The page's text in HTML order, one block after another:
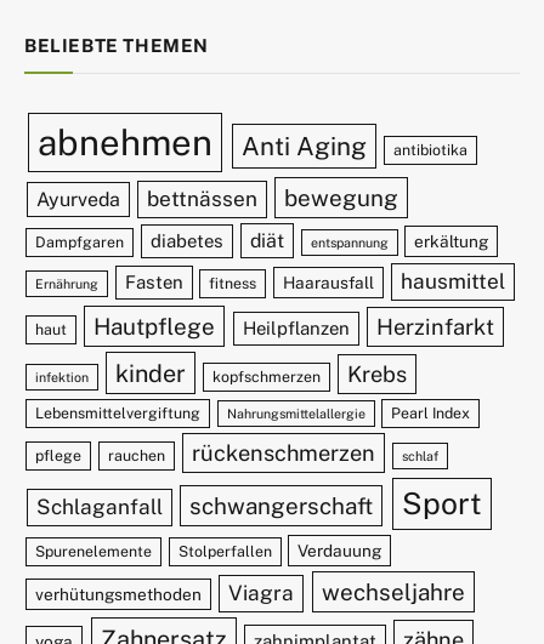
BELIEBTE THEMEN
abnehmen Anti Aging antibiotika
Ayurveda bettnässen bewegung
Dampfgaren diabetes diät entspannung erkältung
Ernährung Fasten fitness Haarausfall hausmittel
haut Hautpflege Heilpflanzen Herzinfarkt
infektion kinder kopfschmerzen Krebs
Lebensmittelvergiftung Nahrungsmittelallergie Pearl Index
pflege rauchen rückenschmerzen schlaf
Schlaganfall schwangerschaft Sport
Spurenelemente Stolperfallen Verdauung
verhütungsmethoden Viagra wechseljahre